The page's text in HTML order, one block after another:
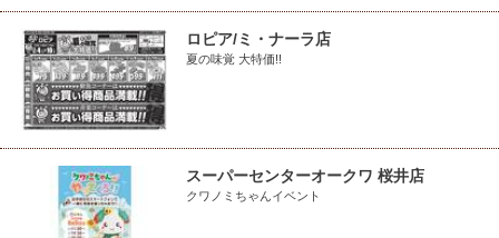
ロピア/ミ・ナーラ店
夏の味覚 大特価!!
スーパーセンターオークワ 桜井店
クワノミちゃんイベント